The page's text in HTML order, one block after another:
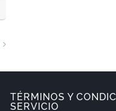
TÉRMINOS Y
SERVICIO